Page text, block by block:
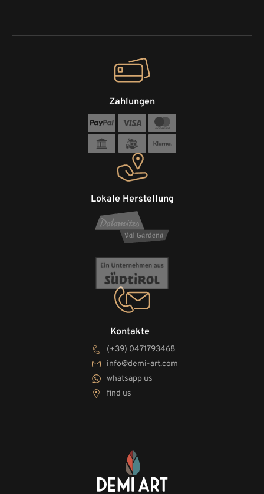
Kontakte
(+39) 0471793468
info@demi-art.com
whatsapp us
find us
Lokale Herstellung
Zahlungen